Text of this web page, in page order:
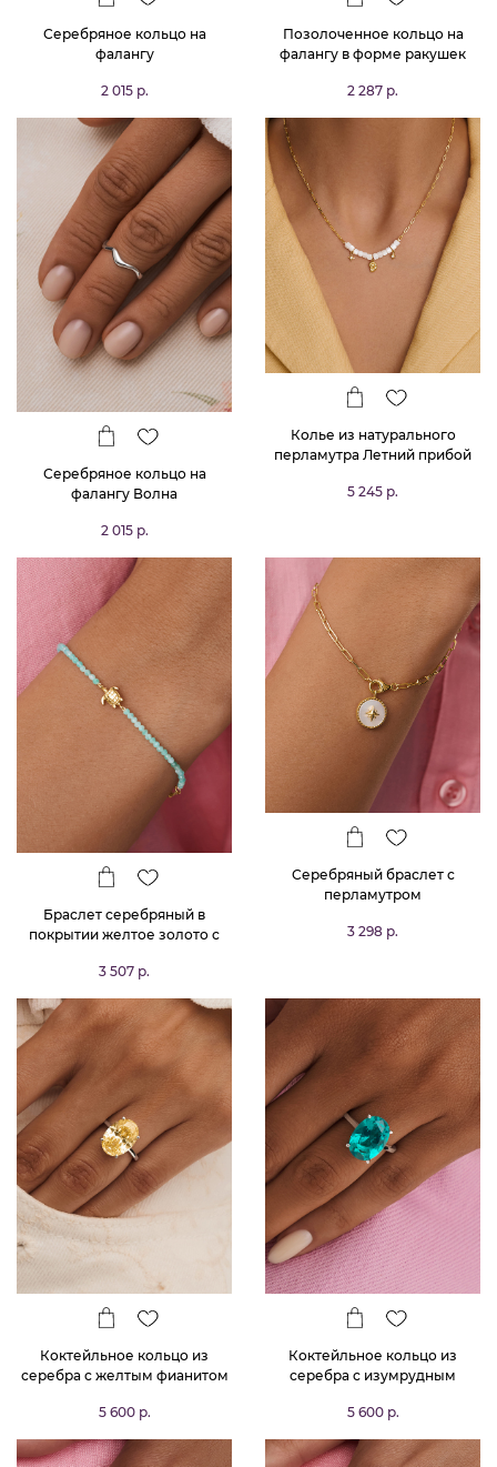
Серебряное кольцо на
фалангу
2 015 р.
Позолоченное кольцо на
фалангу в форме ракушек
2 287 р.
Серебряное кольцо на
фалангу Волна
2 015 р.
Колье из натурального
перламутра Летний прибой
5 245 р.
Браслет серебряный в
покрытии желтое золото с
MIESTILO
3 507 р.
Серебряный браслет с
перламутром
3 298 р.
Коктейльное кольцо из
серебра с желтым фианитом
5 600 р.
Коктейльное кольцо из
серебра с изумрудным
5 600 р.